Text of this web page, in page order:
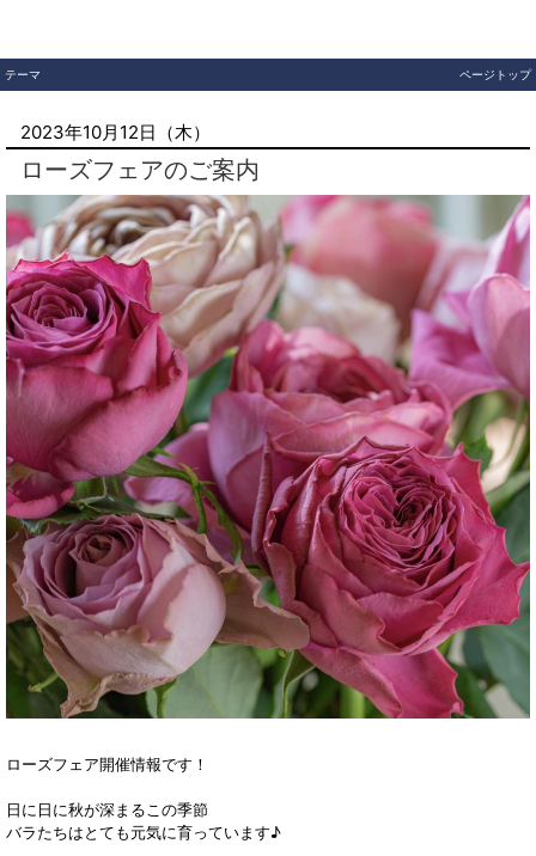
テーマ ページトップ
2023年10月12日（木）
ローズフェアのご案内
ローズフェア開催情報です！
日に日に秋が深まるこの季節
バラたちはとても元気に育っています♪